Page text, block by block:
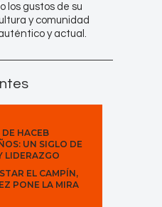
los gustos de su
y comunidad
y actual.
HACEB
UN SIGLO DE
LIDERAZGO
EL CAMPÍN,
PONE LA MIRA